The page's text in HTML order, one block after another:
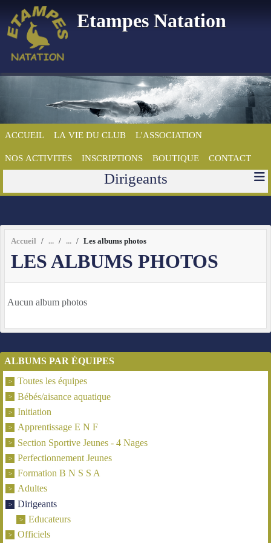
Etampes Natation
ACCUEIL LA VIE DU CLUB L'ASSOCIATION
NOS ACTIVITES INSCRIPTIONS BOUTIQUE CONTACT
Dirigeants
Accueil Les albums photos
LES ALBUMS PHOTOS
Aucun album photos
ALBUMS PAR ÉQUIPES
Toutes les équipes
Bébés/aisance aquatique
Initiation
Apprentissage E N F
Section Sportive Jeunes - 4 Nages
Perfectionnement Jeunes
Formation B N S S A
Adultes
Dirigeants
Educateurs
Officiels
Panneau de gestion des cookies